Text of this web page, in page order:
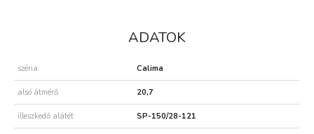
ADATOK
széria Calima
alsó átmérő 20,7
illeszkedő alátét SP-150/28-121